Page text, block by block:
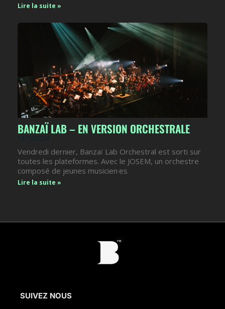
Lire la suite »
BANZAÏ LAB – EN VERSION ORCHESTRALE
12/12/2024
Vendredi dernier, Banzaï Lab Orchestral est sorti sur
toutes les plateformes. Avec le JOSEM, un orchestre
composé de jeunes musicien·es
Lire la suite »
SUIVEZ NOUS